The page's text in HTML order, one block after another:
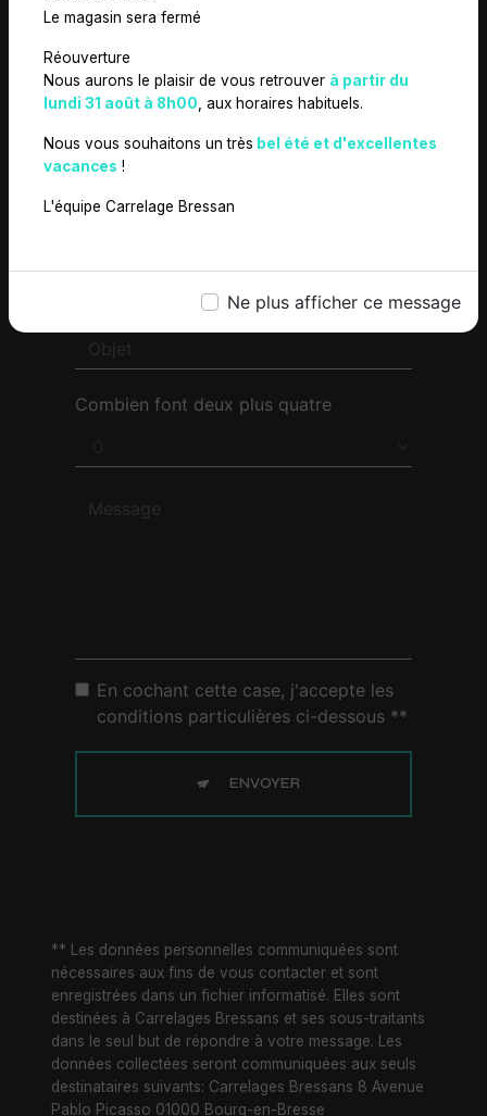
Le magasin sera fermé
Réouverture
Nous aurons le plaisir de vous retrouver à partir du
lundi 31 août à 8h00 , aux horaires habituels.
Nous vous souhaitons un très bel été et d'excellentes
vacances !
L'équipe Carrelage Bressan
Ne plus afficher ce message
NOUS CONTACTER
Combien font deux plus quatre
En cochant cette case, j'accepte les
conditions particulières ci-dessous **
ENVOYER
** Les données personnelles communiquées sont
nécessaires aux fins de vous contacter et sont
enregistrées dans un fichier informatisé. Elles sont
destinées à Carrelages Bressans et ses sous-traitants
dans le seul but de répondre à votre message. Les
données collectées seront communiquées aux seuls
destinataires suivants: Carrelages Bressans 8 Avenue
Pablo Picasso 01000 Bourg-en-Bresse